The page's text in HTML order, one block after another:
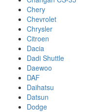
Chery
Chevrolet
Chrysler
Citroen
Dacia
Dadi Shuttle
Daewoo
DAF
Daihatsu
Datsun
Dodge